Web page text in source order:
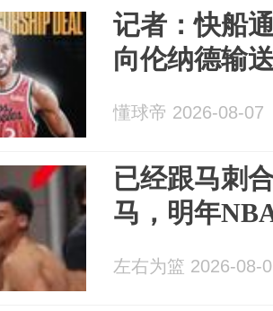
记者：快船
向伦纳德输
懂球帝 2026-08-07
已经跟马刺
马，明年
左右为篮 2026-08-